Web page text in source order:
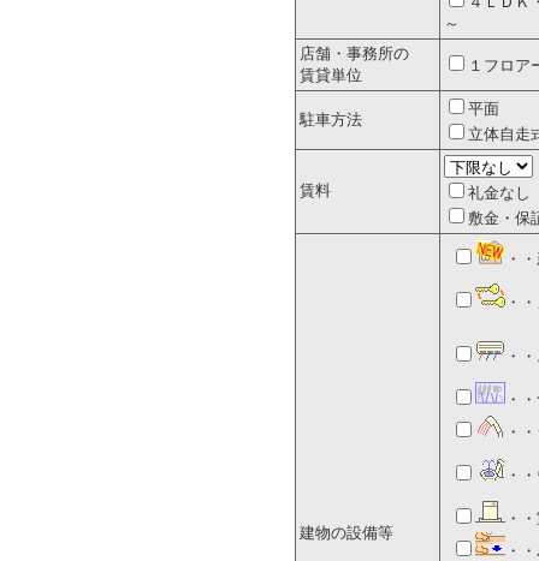
～
店舗・事務所の
賃貸単位
１フロア
駐車方法
平面
立体自走
賃料
礼金なし
敷金・保
建物の設備等
・
・
・
・
・
・
・
・